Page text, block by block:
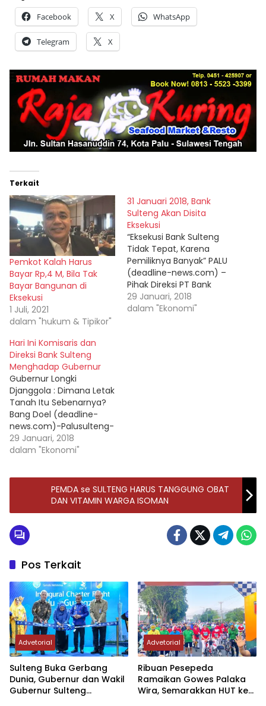
Facebook X WhatsApp
Telegram X
Terkait
Pemkot Kalah Harus
Bayar Rp,4 M, Bila Tak
Bayar Bangunan di
Eksekusi
1 Juli, 2021
dalam "hukum & Tipikor"
31 Januari 2018, Bank
Sulteng Akan Disita
Eksekusi
“Eksekusi Bank Sulteng
Tidak Tepat, Karena
Pemiliknya Banyak” PALU
(deadline-news.com) –
Pihak Direksi PT Bank
Sulteng akhirnya angkat
bicara menjelang
29 Januari, 2018
dalam "Ekonomi"
Hari Ini Komisaris dan
Direksi Bank Sulteng
Menghadap Gubernur
Gubernur Longki
Djanggola : Dimana Letak
Tanah Itu Sebenarnya?
Bang Doel (deadline-
news.com)-Palusulteng-
Menyikapi perintah
Eksekusi Pengadilan
melakukan pembayaran
kepada penggugat
sebesar Rp, 7 miliyar,
kembali (PK) dimana
pihak Bank Sulteng tetap
pada posisi yang kalah.
Baca juga ini : 31 Januari
2018, Bank…
29 Januari, 2018
dalam "Ekonomi"
PEMDA se SULTENG HARUS TANGGUNG OBAT
DAN VITAMIN WARGA ISOMAN
Pos Terkait
Advetorial
Sulteng Buka Gerbang
Dunia, Gubernur dan Wakil
Gubernur Sulteng
Advetorial
Ribuan Pesepeda
Ramaikan Gowes Palaka
Wira, Semarakkan HUT ke-1